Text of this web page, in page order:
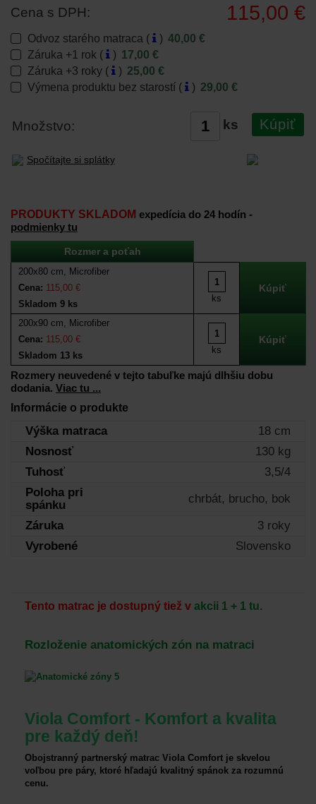
Cena s DPH: 115,00 €
Odvoz starého matraca ( ) 40,00 €
Záruka +1 rok (
) 17,00 €
Záruka +3 roky (
) 25,00 €
Výmena produktu bez starostí (
) 29,00 €
Množstvo: ks Kúpiť
Spočítajte si splátky
PRODUKTY SKLADOM expedícia do 24 hodín -
podmienky tu
Rozmer a poťah
200x80 cm, Microfiber
Cena: 115,00 €
Skladom 9 ks
ks
200x90 cm, Microfiber
Cena: 115,00 €
Skladom 13 ks
ks
Rozmery neuvedené v tejto tabuľke majú dlhšiu dobu
dodania. Viac tu ...
Informácie o produkte
Výška matraca
18 cm
Nosnosť
130 kg
Tuhosť
3,5/4
Poloha pri
spánku
chrbát, brucho, bok
Záruka
3 roky
Vyrobené
Slovensko
Tento matrac je dostupný tiež v akcii 1 + 1 tu.
Rozloženie anatomických zón na matraci
Viola Comfort - Komfort a kvalita
pre každý deň!
Obojstranný partnerský matrac Viola Comfort je skvelou
voľbou pre páry, ktoré hľadajú kvalitný spánok za rozumnú
cenu.